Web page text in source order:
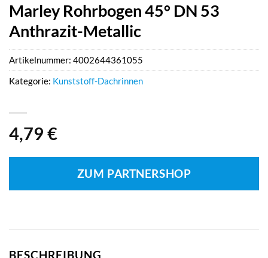
Marley Rohrbogen 45° DN 53
Anthrazit-Metallic
4,79 €
ZUM PARTNERSHOP
Artikelnummer: 4002644361055
Kategorie: Kunststoff-Dachrinnen
BESCHREIBUNG